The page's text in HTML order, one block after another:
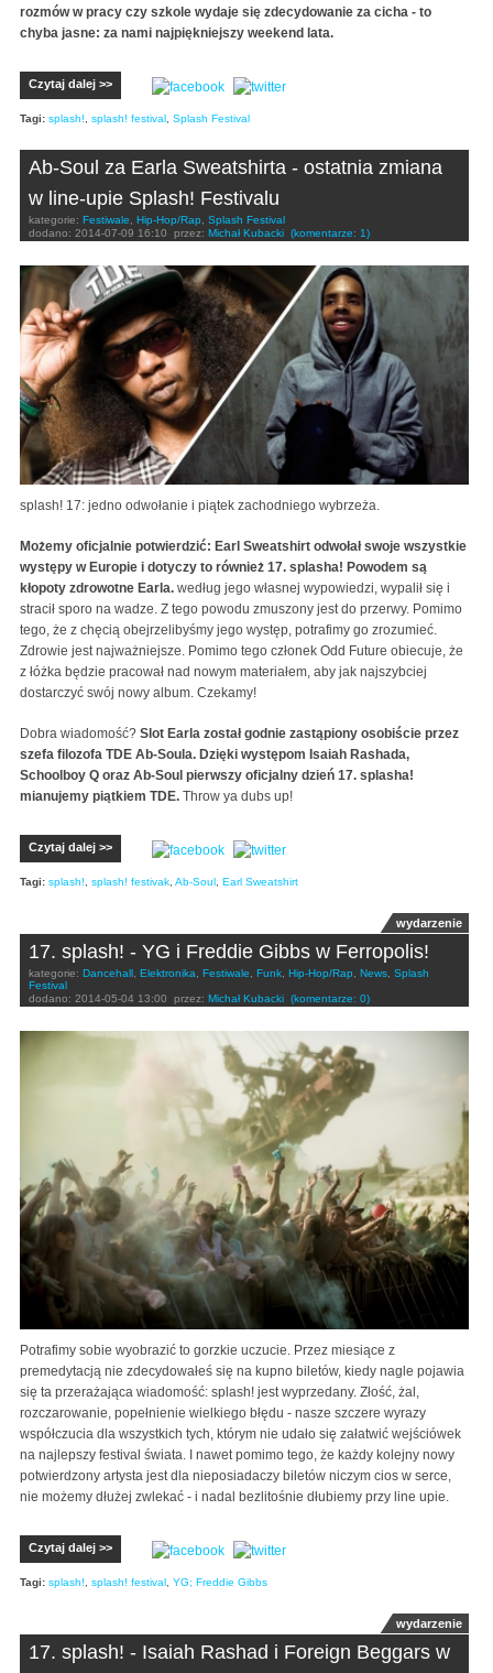
rozmów w pracy czy szkole wydaje się zdecydowanie za cicha - to
chyba jasne: za nami najpiękniejszy weekend lata.
Czytaj dalej >>
Tagi: splash! splash! festival Splash Festival
Ab-Soul za Earla Sweatshirta - ostatnia zmiana
w line-upie Splash! Festivalu
kategorie: Festiwale Hip-Hop/Rap
Splash Festival
dodano: 2014-07-09 16:10 przez: Michał Kubacki (komentarze: 1)
splash! 17: jedno odwołanie i piątek zachodniego wybrzeża.
Możemy oficjalnie potwierdzić: Earl Sweatshirt odwołał swoje wszystkie
występy w Europie i dotyczy to również 17. splasha! Powodem są
kłopoty zdrowotne Earla. według jego własnej wypowiedzi, wypalił się i
stracił sporo na wadze. Z tego powodu zmuszony jest do przerwy. Pomimo
tego, że z chęcią obejrzelibyśmy jego występ, potrafimy go zrozumieć.
Zdrowie jest najważniejsze. Pomimo tego członek Odd Future obiecuje, że
z łóżka będzie pracował nad nowym materiałem, aby jak najszybciej
dostarczyć swój nowy album. Czekamy!
Dobra wiadomość? Slot Earla został godnie zastąpiony osobiście przez
szefa filozofa TDE Ab-Soula. Dzięki występom Isaiah Rashada,
Schoolboy Q oraz Ab-Soul pierwszy oficjalny dzień 17. splasha!
mianujemy piątkiem TDE. Throw ya dubs up!
Czytaj dalej >>
Tagi: splash! splash! festivak Ab-Soul Earl Sweatshirt
wydarzenie
17. splash! - YG i Freddie Gibbs w Ferropolis!
kategorie: Dancehall Elektronika Festiwale Funk Hip-Hop/Rap News Splash
Festival
dodano: 2014-05-04 13:00 przez: Michał Kubacki (komentarze: 0)
Potrafimy sobie wyobrazić to gorzkie uczucie. Przez miesiące z
premedytacją nie zdecydowałeś się na kupno biletów, kiedy nagle pojawia
się ta przerażająca wiadomość: splash! jest wyprzedany. Złość, żal,
rozczarowanie, popełnienie wielkiego błędu - nasze szczere wyrazy
współczucia dla wszystkich tych, którym nie udało się załatwić wejściówek
na najlepszy festival świata. I nawet pomimo tego, że każdy kolejny nowy
potwierdzony artysta jest dla nieposiadaczy biletów niczym cios w serce,
nie możemy dłużej zwlekać - i nadal bezlitośnie dłubiemy przy line upie.
Czytaj dalej >>
Tagi: splash! splash! festival YG; Freddie Gibbs
wydarzenie
17. splash! - Isaiah Rashad i Foreign Beggars w